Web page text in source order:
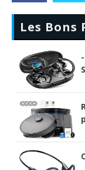
Les Bons